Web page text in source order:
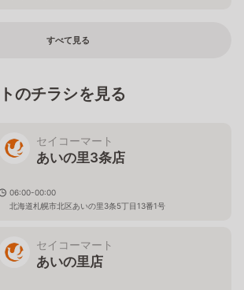
すべて見る
のチラシを見る
セイコーマート
あいの里3条店
06:00-00:00
北海道札幌市北区あいの里3条5丁目13番1号
セイコーマート
あいの里店